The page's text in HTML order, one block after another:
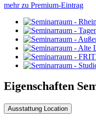
mehr zu Premium-Eintrag
Eigenschaften
Ausstattung Location